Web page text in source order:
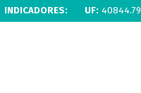
INDICADORES: UF: 40844.79